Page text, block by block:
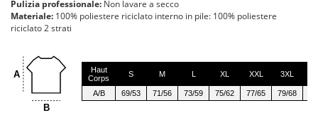
Pulizia professionale: Non lavare a secco
Materiale: 100% poliestere riciclato interno in pile: 100% poliestere
riciclato 2 strati
A
B
Haut
Corps
S M L XL XXL 3XL
A/B 69/53 71/56 73/59 75/62 77/65 79/68